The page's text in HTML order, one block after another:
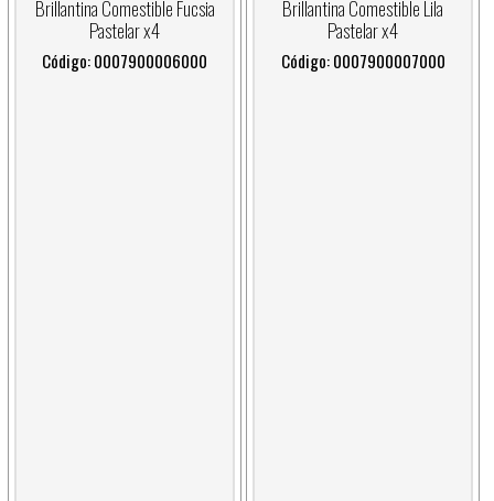
Brillantina Comestible Fucsia
Pastelar x4
Código: 0007900006000
Brillantina Comestible Lila
Pastelar x4
Código: 0007900007000